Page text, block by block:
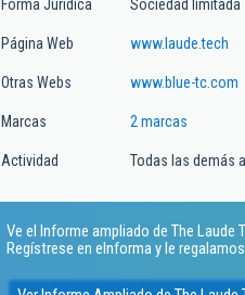
Forma Jurídica Sociedad limitada
Página Web www.laude.tech
Otras Webs www.blue-tc.com
Marcas 2 marcas
Actividad Todas las demás
Ve el Informe ampliado de The Laude
Regístrese en eInforma y le